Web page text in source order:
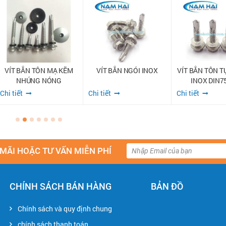
VÍT BẮN TÔN MẠ KẼM
NHÚNG NÓNG
Chi tiết
VÍT BẮN NGÓI INOX
Chi tiết
VÍT BẮN TÔN
INOX
Chi tiết
HOẶC TƯ VẤN MIỄN PHÍ
CHÍNH SÁCH BÁN HÀNG
Chính sách và quy định chung
BẢN ĐỒ